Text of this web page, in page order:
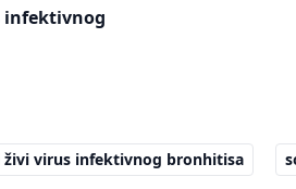
infektivnog
živi virus infektivnog bronhitisa